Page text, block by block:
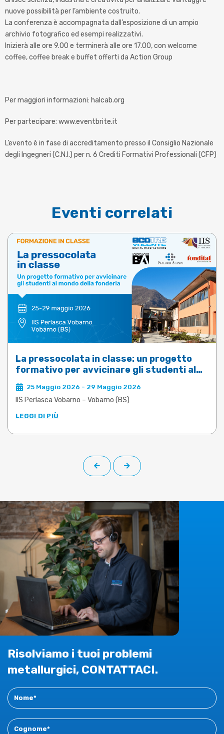
nuove possibilità per l’ambiente costruito.
La conferenza è accompagnata dall’esposizione di un ampio
archivio fotografico ed esempi realizzativi.
Inizierà alle ore 9.00 e terminerà alle ore 17.00, con welcome
coffee, coffee break e buffet offerti da Action Group
Per maggiori informazioni: halcab.org
Per partecipare: www.eventbrite.it
L’evento è in fase di accreditamento presso il Consiglio Nazionale
degli Ingegneri (C.N.I.) per n. 6 Crediti Formativi Professionali (CFP)
Eventi correlati
La pressocolata in classe: un progetto
formativo per avvicinare gli studenti al
mondo della fonderia
25 Maggio 2026 - 29 Maggio 2026
IIS Perlasca Vobarno – Vobarno (BS)
LEGGI DI PIÙ
Risolviamo i tuoi problemi
metallurgici, CONTATTACI.
Contact
New